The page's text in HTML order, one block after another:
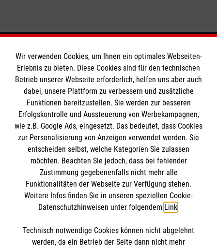
Informationen
Impressum
Datenschutz
Kontakt
Barrierefreiheit
Die Malteser
Malteser in Deutschland
Malteserorden
Sharepoint
Spendenkonto
Empfänger: Malteser Hilfsdienst e.V.
IBAN: DE95 3706 0120 1201 2005 19
So finden Sie uns
Wir verwenden Cookies, um Ihnen ein optimales Webseiten-
Erlebnis zu bieten. Diese Cookies sind für den technischen
Betrieb unserer Webseite erforderlich, helfen uns aber auch
dabei, unsere Plattform zu verbessern und zusätzliche
Funktionen bereitzustellen. Sie werden zur besseren
Erfolgskontrolle und Aussteuerung von Werbekampagnen,
wie z.B. Google Ads, eingesetzt. Das bedeutet, dass Cookies
zur Personalisierung von Anzeigen verwendet werden. Sie
entscheiden selbst, welche Kategorien Sie zulassen
möchten. Beachten Sie jedoch, dass bei fehlender
Zustimmung gegebenenfalls nicht mehr alle
Funktionalitäten der Webseite zur Verfügung stehen.
Weitere Infos finden Sie in unseren speziellen Cookie-
Datenschutzhinweisen unter folgendem Link.
Technisch notwendige Cookies können nicht abgelehnt
werden, da ein Betrieb der Seite dann nicht mehr